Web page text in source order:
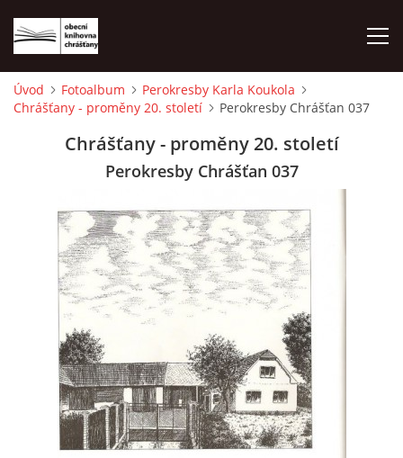
ÚVOD
LETNÍ KINO 2026
VÝPŮJČNÍ DOBA
KONTAKTY
ON-LINE KATALOG
WEBOVÁ KAMERA
VIDEA Z DRONU
Úvod Fotoalbum
Perokresby Karla Koukola
Chrášťany - proměny 20. století
Perokresby Chrášťan 037
Chrášťany - proměny 20. století
Perokresby Chrášťan 037